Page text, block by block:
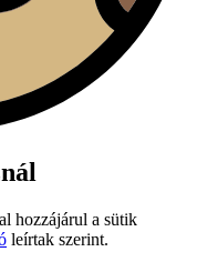
hozzájárul a sütik
leírtak szerint.